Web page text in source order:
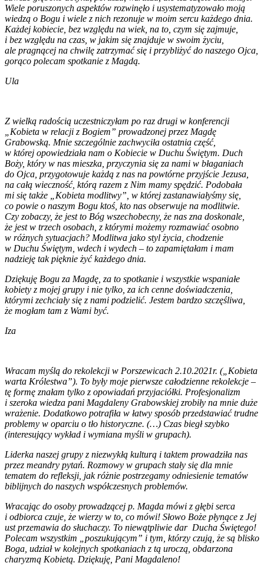
Wiele poruszonych aspektów rozwinęło i usystematyzowało moją
wiedzą o Bogu i wiele z nich rezonuje w moim sercu każdego dnia.
Każdej kobiecie, bez względu na wiek, na to, czym się zajmuje,
i bez względu na czas, w jakim się znajduje w swoim życiu,
ale pragnącej na chwilę zatrzymać się i przybliżyć do naszego Ojca,
gorąco polecam spotkanie z Magdą.
Ula
Z wielką radością uczestniczyłam po raz drugi w konferencji
„Kobieta w relacji z Bogiem” prowadzonej przez Magdę
Grabowską. Mnie szczególnie zachwyciła ostatnia część,
w której opowiedziała nam o Kobiecie w Duchu Świętym. Duch
Boży, który w nas mieszka, przyczynia się za nami w błaganiach
do Ojca, przygotowuje każdą z nas na powtórne przyjście Jezusa,
na całą wieczność, którą razem z Nim mamy spędzić. Podobała
mi się także „Kobieta modlitwy”, w której zastanawiałyśmy się,
co powie o naszym Bogu ktoś, kto nas obserwuje na modlitwie.
Czy zobaczy, że jest to Bóg wszechobecny, że nas zna doskonale,
że jest w trzech osobach, z którymi możemy rozmawiać osobno
w różnych sytuacjach? Modlitwa jako styl życia, chodzenie
w Duchu Świętym, wdech i wydech – to zapamiętałam i mam
nadzieję tak pięknie żyć każdego dnia.
Dziękuję Bogu za Magdę, za to spotkanie i wszystkie wspaniałe
kobiety z mojej grupy i nie tylko, za ich cenne doświadczenia,
którymi zechciały się z nami podzielić. Jestem bardzo szczęśliwa,
że mogłam tam z Wami być.
Iza
Wracam myślą do rekolekcji w Porszewicach 2.10.2021r. („Kobieta
warta Królestwa”). To były moje pierwsze całodzienne rekolekcje –
tę formę znałam tylko z opowiadań przyjaciółki. Profesjonalizm
i szeroka wiedza pani Magdaleny Grabowskiej zrobiły na mnie duże
wrażenie. Dodatkowo potrafiła w łatwy sposób przedstawiać trudne
problemy w oparciu o tło historyczne. (…) Czas biegł szybko
(interesujący wykład i wymiana myśli w grupach).
Liderka naszej grupy z niezwykłą kulturą i taktem prowadziła nas
przez meandry pytań. Rozmowy w grupach stały się dla mnie
tematem do refleksji, jak różnie postrzegamy odniesienie tematów
biblijnych do naszych współczesnych problemów.
Wracając do osoby prowadzącej p. Magda mówi z głębi serca
i odbiorca czuje, że wierzy w to, co mówi! Słowo Boże płynące z Jej
ust przemawia do słuchaczy. To niewątpliwie dar Ducha Świętego!
Polecam wszystkim „poszukującym” i tym, którzy czują, że są blisko
Boga, udział w kolejnych spotkaniach z tą uroczą, obdarzona
charyzmą Kobietą. Dziękuję, Pani Magdaleno!